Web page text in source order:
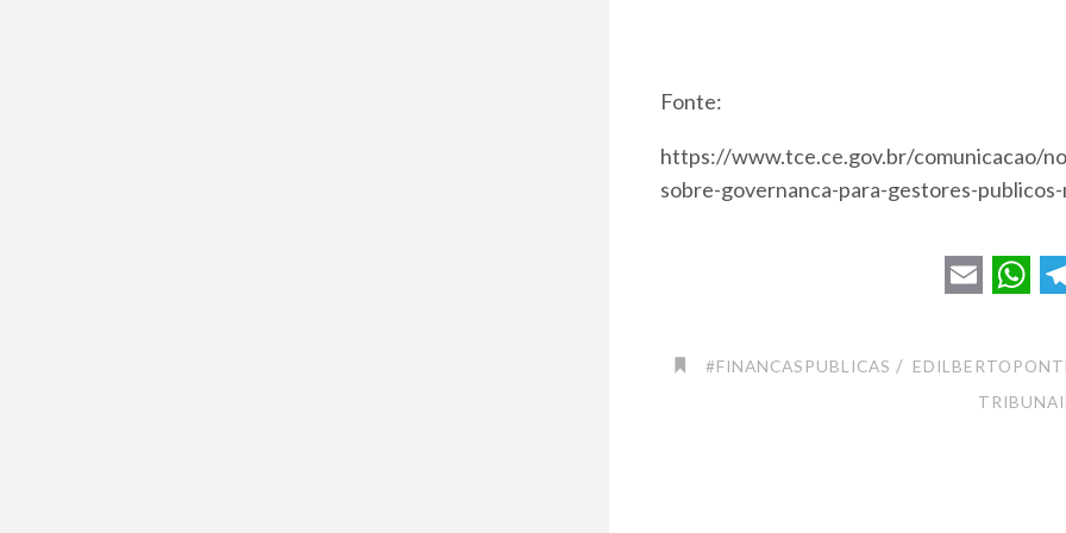
Fonte:
https://www.tce.ce.gov.br/comunicacao/
sobre-governanca-para-gestores-publicos-
m
a
h
a
e
l
#FINANCASPUBLICAS /